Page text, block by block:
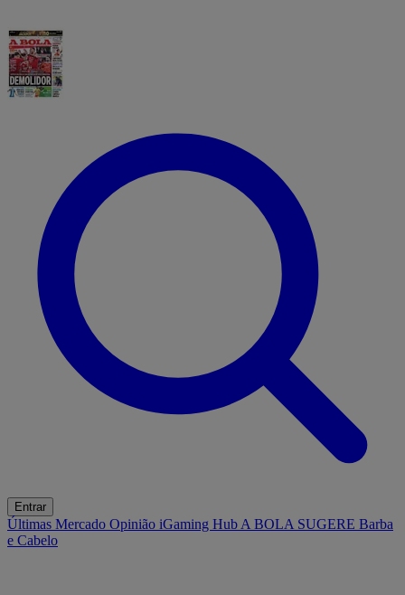
Entrar
Últimas Mercado Opinião iGaming Hub A BOLA SUGERE Barba
e Cabelo